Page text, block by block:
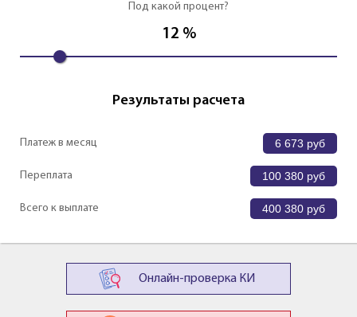
Под какой процент?
12 %
Результаты расчета
Платеж в месяц 6 673 руб
Переплата 100 380 руб
Всего к выплате 400 380 руб
Онлайн-проверка КИ